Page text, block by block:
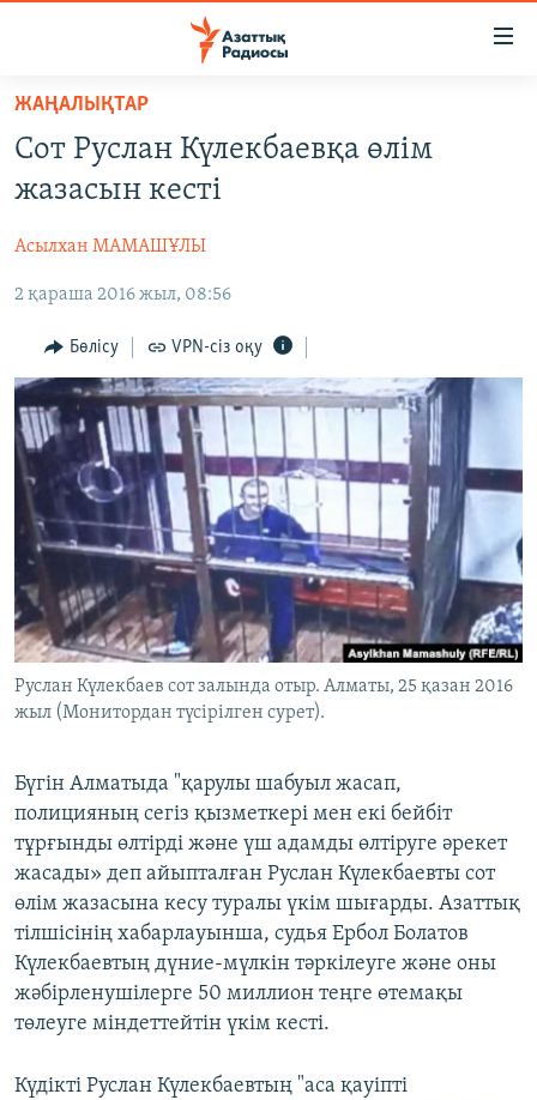
Skip
main
content
to
Navigation
Search
САЯСАТ
ҚАҢТАР ОҚИҒАСЫ
АДАМ ҚҰҚЫҚТАРЫ
ӘЛЕУМЕТ
ӘЛЕМ
АРНАЙЫ ЖОБАЛАР
Русский
ЖАЗЫЛЫҢЫЗ
Басқа тілдерде
ЖАҢАЛЫҚТАР
Сот Руслан Күлекбаевқа өлім
жазасын кесті
Асылхан МАМАШҰЛЫ
2 қараша 2016 жыл, 08:56
Бөлісу VPN-сіз оқу
Руслан Күлекбаев сот залында отыр. Алматы, 25 қазан 2016
жыл (Монитордан түсірілген сурет).
Бүгін Алматыда "қарулы шабуыл жасап,
полицияның сегіз қызметкері мен екі бейбіт
тұрғынды өлтірді және үш адамды өлтіруге әрекет
жасады» деп айыпталған Руслан Күлекбаевты сот
өлім жазасына кесу туралы үкім шығарды. Азаттық
тілшісінің хабарлауынша, судья Ербол Болатов
Күлекбаевтың дүние-мүлкін тәркілеуге және оны
жәбірленушілерге 50 миллион теңге өтемақы
төлеуге міндеттейтін үкім кесті.
Күдікті Руслан Күлекбаевтың "аса қауіпті